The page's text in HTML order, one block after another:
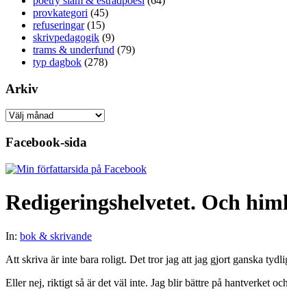
provkategori (45)
refuseringar(15)
skrivpedagogik (9)
trams & underfund (79)
typ dagbok (278)
Arkiv
Arkiv
Facebook-sida
Redigeringshelvetet. Och
In: bok & skrivande
Att skriva är inte bara roligt. Det tror jag att jag gjort ganska
Eller nej, riktigt så är det väl inte. Jag blir bättre på hantverket